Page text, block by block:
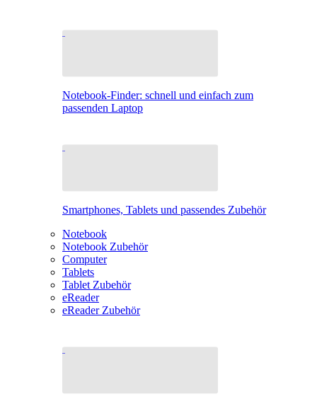
Notebook-Finder: schnell und einfach zum
passenden Laptop
Smartphones, Tablets und passendes Zubehör
Notebook
Notebook Zubehör
Computer
Tablets
Tablet Zubehör
eReader
eReader Zubehör